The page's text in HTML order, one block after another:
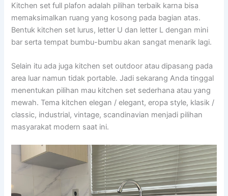
Kitchen set full plafon adalah pilihan terbaik karna bisa
memaksimalkan ruang yang kosong pada bagian atas.
Bentuk kitchen set lurus, letter U dan letter L dengan mini
bar serta tempat bumbu-bumbu akan sangat menarik lagi.
Selain itu ada juga kitchen set outdoor atau dipasang pada
area luar namun tidak portable. Jadi sekarang Anda tinggal
menentukan pilihan mau kitchen set sederhana atau yang
mewah. Tema kitchen elegan / elegant, eropa style, klasik /
classic, industrial, vintage, scandinavian menjadi pilihan
masyarakat modern saat ini.